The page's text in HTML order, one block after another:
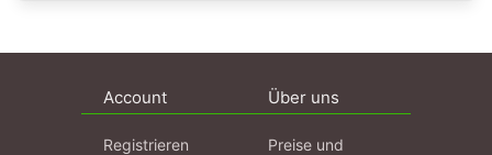
Account
Registrieren
Über uns
Preise und